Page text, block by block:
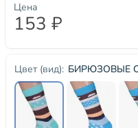
Цвет (вид): БИРЮЗОВЫЕ
Цена
153 ₽